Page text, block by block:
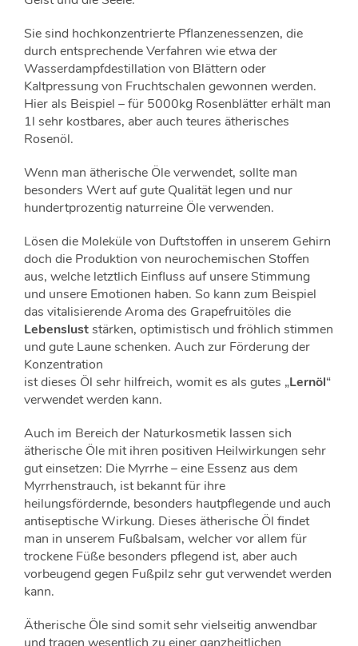
Sie sind hochkonzentrierte Pflanzenessenzen, die
durch entsprechende Verfahren wie etwa der
Wasserdampfdestillation von Blättern oder
Kaltpressung von Fruchtschalen gewonnen werden.
Hier als Beispiel – für 5000kg Rosenblätter erhält man
1l sehr kostbares, aber auch teures ätherisches
Rosenöl.
Wenn man ätherische Öle verwendet, sollte man
besonders Wert auf gute Qualität legen und nur
hundertprozentig naturreine Öle verwenden.
Lösen die Moleküle von Duftstoffen in unserem Gehirn
doch die Produktion von neurochemischen Stoffen
aus, welche letztlich Einfluss auf unsere Stimmung
und unsere Emotionen haben. So kann zum Beispiel
das vitalisierende Aroma des Grapefruitöles die
Lebensluststärken, optimistisch und fröhlich stimmen
und gute Laune schenken. Auch zur Förderung der
Konzentration
ist dieses Öl sehr hilfreich, womit es als gutes „Lernöl“
verwendet werden kann.
Auch im Bereich der Naturkosmetik lassen sich
ätherische Öle mit ihren positiven Heilwirkungen sehr
gut einsetzen: Die Myrrhe – eine Essenz aus dem
Myrrhenstrauch, ist bekannt für ihre
heilungsfördernde, besonders hautpflegende und auch
antiseptische Wirkung. Dieses ätherische Öl findet
man in unserem Fußbalsam, welcher vor allem für
trockene Füße besonders pflegend ist, aber auch
vorbeugend gegen Fußpilz sehr gut verwendet werden
kann.
Ätherische Öle sind somit sehr vielseitig anwendbar